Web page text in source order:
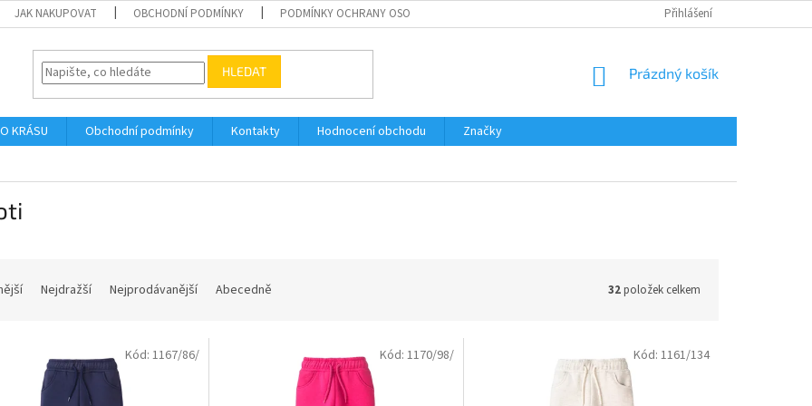
JAK NAKUPOVAT OBCHODNÍ PODMÍNKY PODMÍNKY OCHRANY OSOBNÍCH ÚDAJŮ Přihlášení
HLEDAT
NÁKUPNÍ
Prázdný košík
KRÁSU Obchodní podmínky Kontakty Hodnocení obchodu
Značky
Nejdražší Nejprodávanější Abecedně 32položek celkem
Kód: 1167/86/ Kód: 1170/98/ Kód: 1161/134